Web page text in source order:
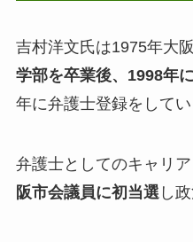
吉村洋文氏は1975年大
学部を卒業後、1998年
年に弁護士登録をしてい
弁護士としてのキャリア
阪市会議員に初当選 し